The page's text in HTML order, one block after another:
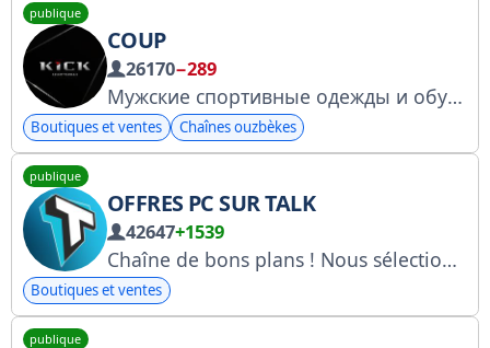
publique
COUP
26170−289
Мужские спортивные одежды и обуви
Boutiques et ventes Chaînes ouzbèkes
publique
OFFRES PC SUR TALK
42647+1539
Chaîne de bons plans ! Nous sélectionnons et recommandons les meilleurs produits !
Boutiques et ventes
publique